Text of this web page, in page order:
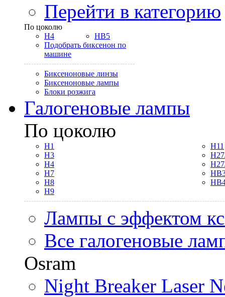
Перейти в категорию
По цоколю
H4
HB5
Подобрать биксенон по
машине
Биксеноновые линзы
Биксеноновые лампы
Блоки розжига
Галогеновые лампы
По цоколю
H1
H3
H4
H7
H8
H9
H11
Лампы с эффектом
Все галогеновые
Osram
Night Breaker Laser